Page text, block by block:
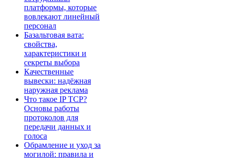
платформы, которые
вовлекают линейный
персонал
Базальтовая вата:
свойства,
характеристики и
секреты выбора
Качественные
вывески: надёжная
наружная реклама
Что такое IP TCP?
Основы работы
протоколов для
передачи данных и
голоса
Обрамление и уход за
могилой: правила и